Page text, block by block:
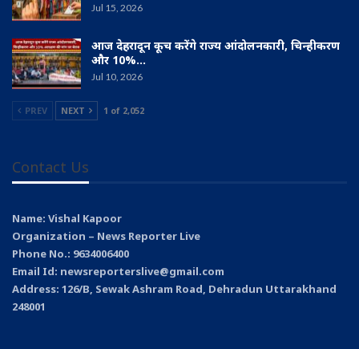
Jul 15, 2026
आज देहरादून कूच करेंगे राज्य आंदोलनकारी, चिन्हीकरण
और 10%…
Jul 10, 2026
PREV NEXT 1 of 2,052
Contact Us
Name: Vishal Kapoor
Organization – News Reporter Live
Phone No.: 9634006400
Email Id: newsreporterslive@gmail.com
Address: 126/B, Sewak Ashram Road, Dehradun Uttarakhand
248001